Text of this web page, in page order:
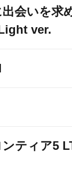
会いを求
ver.
ティア5